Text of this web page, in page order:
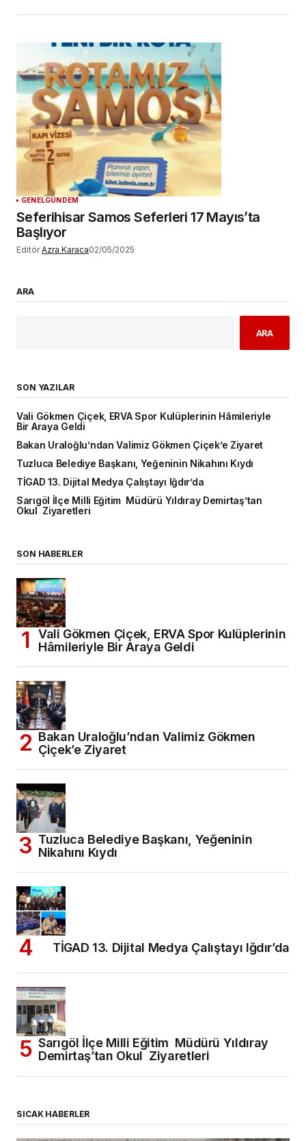
GENELGÜNDEM
Seferihisar Samos Seferleri 17 Mayıs’ta
Başlıyor
Editör Azra Karaca02/05/2025
ARA
ARA
SON YAZILAR
Vali Gökmen Çiçek, ERVA Spor Kulüplerinin Hâmileriyle
Bir Araya Geldi
Bakan Uraloğlu’ndan Valimiz Gökmen Çiçek’e Ziyaret
Tuzluca Belediye Başkanı, Yeğeninin Nikahını Kıydı
TİGAD 13. Dijital Medya Çalıştayı Iğdır’da
Sarıgöl İlçe Milli Eğitim Müdürü Yıldıray Demirtaş’tan
Okul Ziyaretleri
SON HABERLER
Vali Gökmen Çiçek, ERVA Spor Kulüplerinin
Hâmileriyle Bir Araya Geldi
Bakan Uraloğlu’ndan Valimiz Gökmen
Çiçek’e Ziyaret
Tuzluca Belediye Başkanı, Yeğeninin
Nikahını Kıydı
TİGAD 13. Dijital Medya Çalıştayı Iğdır’da
Sarıgöl İlçe Milli Eğitim Müdürü Yıldıray
Demirtaş’tan Okul Ziyaretleri
SICAK HABERLER